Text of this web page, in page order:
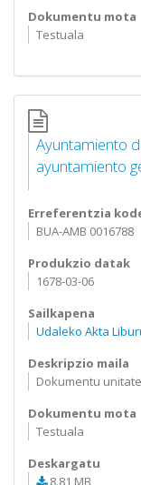
Dokumentu mota
Testuala
Ayuntamiento
ayuntamiento
Erreferentzia
BUA-AMB 0016788
Produkzio datak
1678-03-06
Sailkapena
Udaleko Akta
Deskripzio maila
Dokumentu
Dokumentu mota
Testuala
Deskargatu
8.81 MB